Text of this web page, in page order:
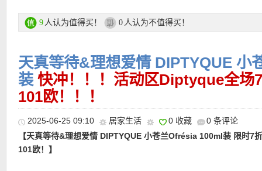
购买直达链接在此
橱里的长青之选。
【
MONCLER Verone双面短款羽绒服 6折仅1134欧！】羽绒界
购买直达链接在此
级的旅行纪念章。作为礼物送给自己或挚爱，都能成为年末最特别
🖤ZIMMERMANN黑纱吊带裙
24S 折上折活动区直达链接在此
• 额外再7折优惠码：EXTRA30
这些品牌无效： Louis Vuitton, Dior, Roger Vivier, Celine, Rimowa,
Row, Loewe, Jacquemus, Bottega Veneta, Isabel Marant,
Totême, Agolde, Coach, Citizens of Humanity！
9 人认为值得买！ 0 人认为不值得买！
天真等待&理想爱情 DIPTYQUE 小
装 快冲！！！活动区Diptyque全场
101欧！！！
2025-06-25 09:10 居家生活 0 收藏
0 条评论
【天真等待&理想爱情 DIPTYQUE 小苍兰Ofrésia 100ml装 限时7
101欧！】